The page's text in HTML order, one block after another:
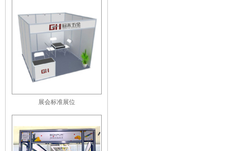
展会标准展位